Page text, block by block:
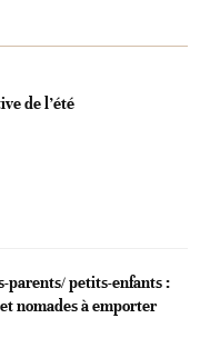
de l’été
parents/ petits-enfants :
nomades à emporter